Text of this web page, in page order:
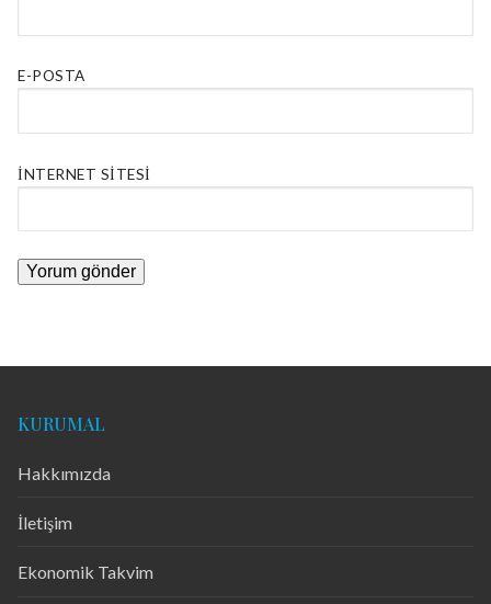
E-POSTA
İNTERNET SITESI
KURUMAL
Hakkımızda
İletişim
Ekonomik Takvim